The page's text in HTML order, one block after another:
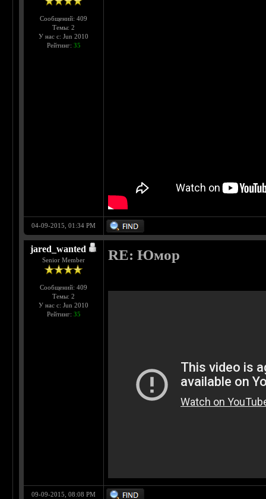
Сообщений: 409
Темы: 2
У нас с: Jun 2010
Рейтинг: 35
04-09-2015, 01:34 PM
jared_wanted
Senior Member
Сообщений: 409
Темы: 2
У нас с: Jun 2010
Рейтинг: 35
RE: Юмор
09-09-2015, 08:08 PM